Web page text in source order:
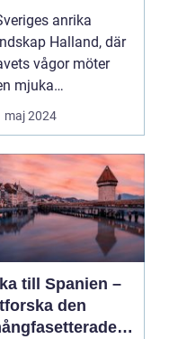
och
anrika
Halland, där
vågor möter
mjuka
l...
maj 2024
till Spanien –
den